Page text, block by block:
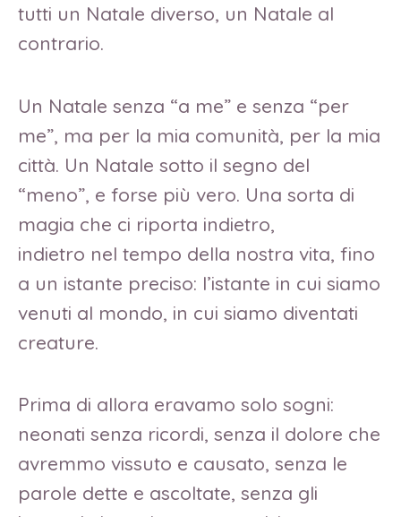
tutti un Natale diverso, un Natale al
contrario.
Un Natale senza “a me” e senza “per
me”, ma per la mia comunità, per la mia
città. Un Natale sotto il segno del
“meno”, e forse più vero. Una sorta di
magia che ci riporta indietro,
indietro nel tempo della nostra vita, fino
a un istante preciso: l’istante in cui siamo
venuti al mondo, in cui siamo diventati
creature.
Prima di allora eravamo solo sogni:
neonati senza ricordi, senza il dolore che
avremmo vissuto e causato, senza le
parole dette e ascoltate, senza gli